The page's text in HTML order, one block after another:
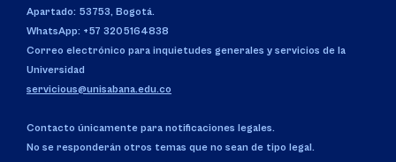
Apartado: 53753, Bogotá.
WhatsApp: +57 3205164838
Correo electrónico para inquietudes generales y servicios de la
Universidad
servicious@unisabana.edu.co
Contacto únicamente para notificaciones legales.
No se responderán otros temas que no sean de tipo legal.